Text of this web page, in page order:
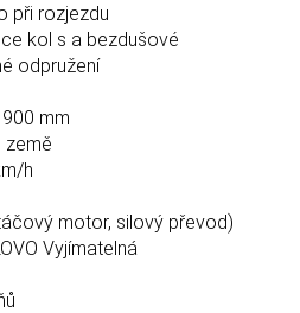
při rozjezdu
kol s a bezdušové
odpružení
mm
země
h
motor, silový převod)
Vyjímatelná